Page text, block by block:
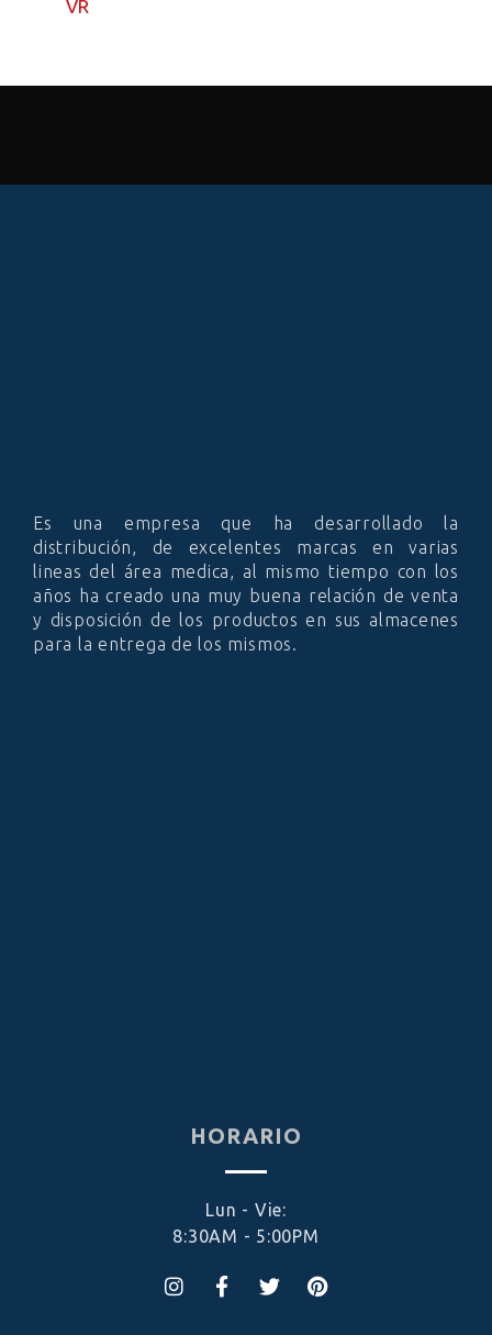
VR
Es una empresa que ha desarrollado la
distribución, de excelentes marcas en varias
lineas del área medica, al mismo tiempo con los
años ha creado una muy buena relación de venta
y disposición de los productos en sus almacenes
para la entrega de los mismos.
HORARIO
Lun - Vie:
8:30AM - 5:00PM